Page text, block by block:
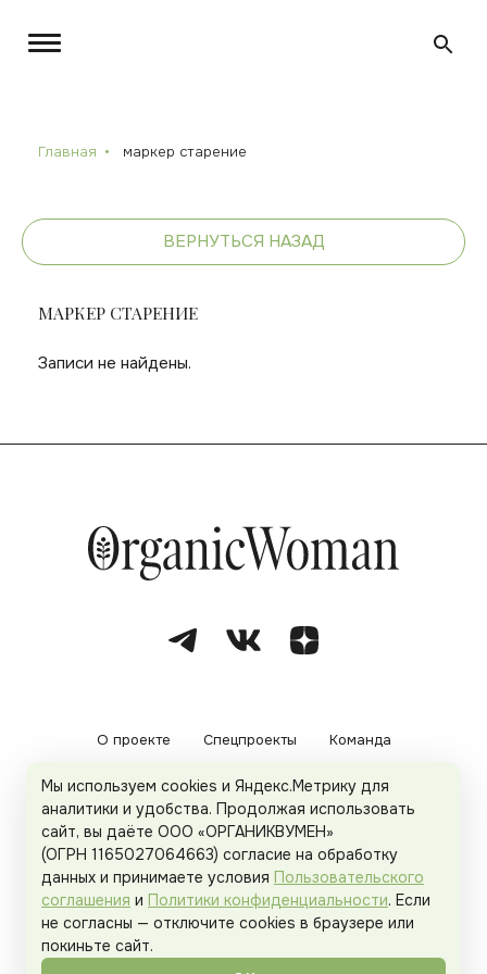
Главная маркер старение
ВЕРНУТЬСЯ НАЗАД
МАРКЕР СТАРЕНИЕ
Записи не найдены.
О проекте Спецпроекты Команда
Рекламодателям Политика конфиденциальности
Пользовательское соглашение
Organicwoman.ru . Все права защищены.
Мы используем cookies и Яндекс.Метрику для
аналитики и удобства. Продолжая использовать
сайт, вы даёте ООО «ОРГАНИКВУМЕН»
(ОГРН 1165027064663) согласие на обработку
данных и принимаете условия Пользовательского
соглашения и Политики конфиденциальности. Если
не согласны — отключите cookies в браузере или
покиньте сайт.